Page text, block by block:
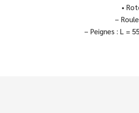
•
–
– Peignes : L =